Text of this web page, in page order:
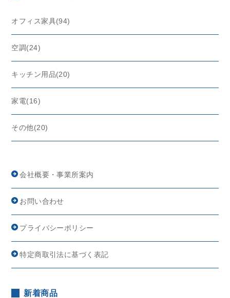
オフィス家具(94)
空調(24)
キッチン用品(20)
家電(16)
その他(20)
会社概要・事業所案内
お問い合わせ
プライバシーポリシー
特定商取引法に基づく表記
新着商品